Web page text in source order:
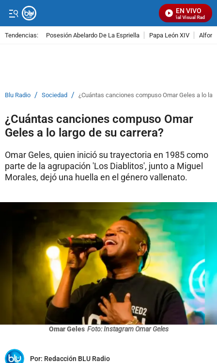
EN VIVO
Señal Visual Radio
Tendencias: Posesión Abelardo De La Espriella Papa León XIV
Blu Radio / Sociedad / ¿Cuántas canciones compuso Omar Geles a lo
¿Cuántas canciones compuso Omar
Geles a lo largo de su carrera?
Omar Geles, quien inició su trayectoria en 1985 como
parte de la agrupación 'Los Diablitos', junto a Miguel
Morales, dejó una huella en el género vallenato.
Omar Geles Foto: Instagram Omar Geles
Por: Redacción BLU Radio